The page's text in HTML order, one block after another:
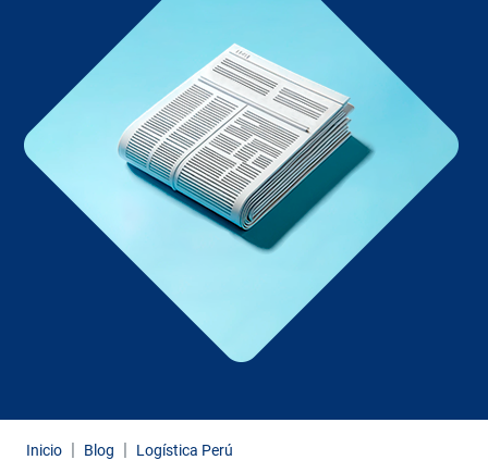
Inicio Blog Logística Perú